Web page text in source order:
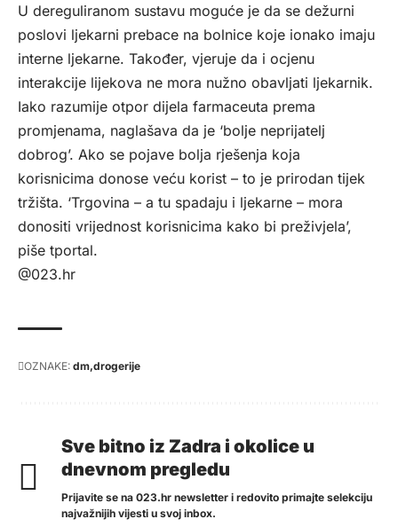
U dereguliranom sustavu moguće je da se dežurni
poslovi ljekarni prebace na bolnice koje ionako imaju
interne ljekarne. Također, vjeruje da i ocjenu
interakcije lijekova ne mora nužno obavljati ljekarnik.
Iako razumije otpor dijela farmaceuta prema
promjenama, naglašava da je ‘bolje neprijatelj
dobrog’. Ako se pojave bolja rješenja koja
korisnicima donose veću korist – to je prirodan tijek
tržišta. ‘Trgovina – a tu spadaju i ljekarne – mora
donositi vrijednost korisnicima kako bi preživjela’,
piše tportal.
@023.hr
OZNAKE: dm drogerije
Sve bitno iz Zadra i okolice u
dnevnom pregledu
Prijavite se na 023.hr newsletter i redovito primajte selekciju
najvažnijih vijesti u svoj inbox.